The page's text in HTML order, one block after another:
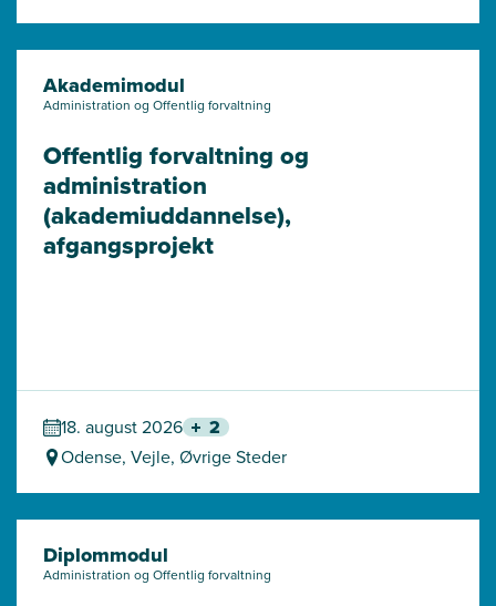
Akademimodul
Administration og Offentlig forvaltning
Offentlig forvaltning og
administration
(akademiuddannelse),
afgangsprojekt
18. august 2026 2
Odense, Vejle, Øvrige Steder
Diplommodul
Administration og Offentlig forvaltning